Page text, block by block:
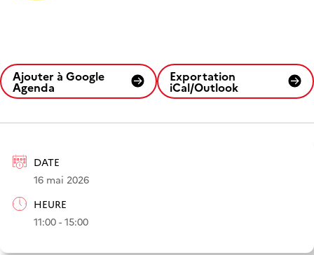
DATE
16 mai 2026
HEURE
11:00 - 15:00
Ajouter à Google
Agenda
Exportation
iCal/Outlook